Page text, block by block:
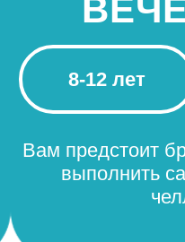
Вам предстоит бросить
выполнить самые
Оставить заявку на
8-12 лет